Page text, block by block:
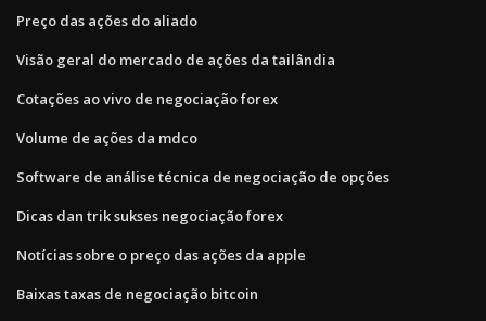
Preço das ações do aliado
Visão geral do mercado de ações da tailândia
Cotações ao vivo de negociação forex
Volume de ações da mdco
Software de análise técnica de negociação de opções
Dicas dan trik sukses negociação forex
Notícias sobre o preço das ações da apple
Baixas taxas de negociação bitcoin